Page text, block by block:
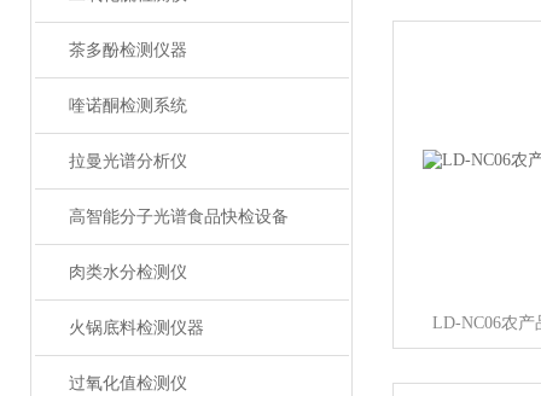
茶多酚检测仪器
喹诺酮检测系统
拉曼光谱分析仪
高智能分子光谱食品快检设备
肉类水分检测仪
火锅底料检测仪器
过氧化值检测仪
LD-NC06农产